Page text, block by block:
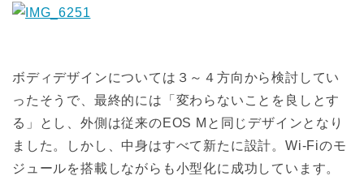
ボディデザインについては３～４方向から検討してい
ったそうで、最終的には「変わらないことを良しとす
る」とし、外側は従来のEOS Mと同じデザインとなり
ました。しかし、中身はすべて新たに設計。Wi-Fiのモ
ジュールを搭載しながらも小型化に成功しています。